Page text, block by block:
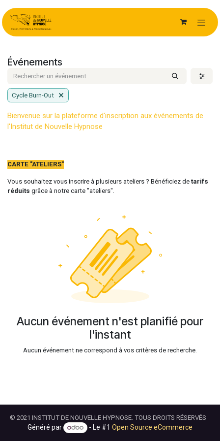
Événements
Cycle Burn-Out
Bienvenue sur la plateforme d'inscription aux événements de
l'Ins​titut de Nouvelle Hypnose
CARTE "ATELIERS"
Vous souhaitez vous inscrire à plusieurs ateliers ? Bénéficiez de tarifs
réduits grâce à notre carte "ateliers".
Aucun événement n'est planifié pour
l'instant
Aucun événement ne correspond à vos critères de recherche.
© 2021 INSTITUT DE NOUVELLE HYPNOSE. TOUS DROITS RÉSERVÉS
Généré par - Le #1 Open Source eCommerce